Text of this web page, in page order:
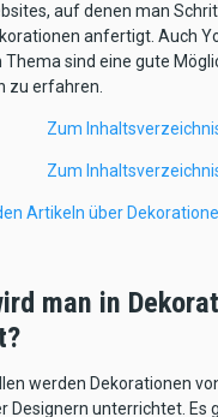
auf denen man
anfertigt. Auch
Thema sind eine gute
zu erfahren.
Zum
Zum
Artikeln über
man in
werden Dekorationen
Designern unterrichtet. Es